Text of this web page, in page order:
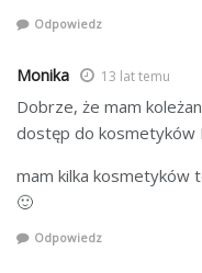
Odpowiedz
Monika 13 lat temu
Dobrze, że mam
dostęp do kosmetyków
mam kilka kosmetyków
🙂
Odpowiedz